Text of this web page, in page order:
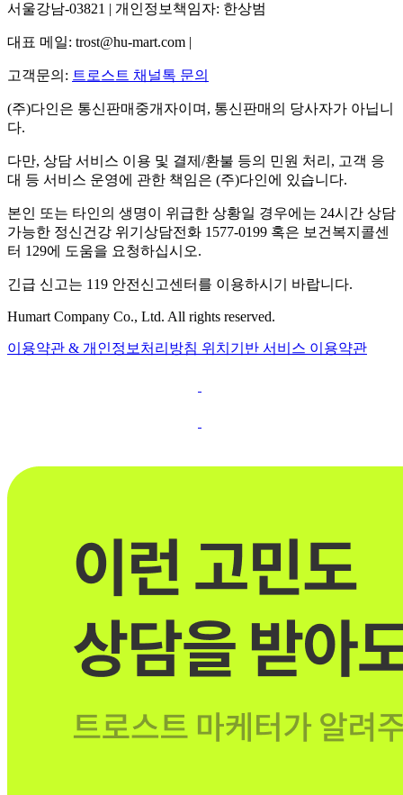
서울강남-03821 | 개인정보책임자: 한상범
대표 메일: trost@hu-mart.com |
고객문의: 트로스트 채널톡 문의
(주)다인은 통신판매중개자이며, 통신판매의 당사자가 아닙니
다.
다만, 상담 서비스 이용 및 결제/환불 등의 민원 처리, 고객 응
대 등 서비스 운영에 관한 책임은 (주)다인에 있습니다.
본인 또는 타인의 생명이 위급한 상황일 경우에는 24시간 상담
가능한 정신건강 위기상담전화 1577-0199 혹은 보건복지콜센
터 129에 도움을 요청하십시오.
긴급 신고는 119 안전신고센터를 이용하시기 바랍니다.
Humart Company Co., Ltd. All rights reserved.
이용약관 & 개인정보처리방침 위치기반 서비스 이용약관